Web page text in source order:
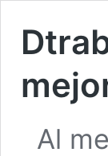
Al